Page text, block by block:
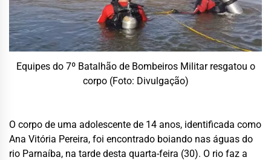
Equipes do 7º Batalhão de Bombeiros Militar resgatou o
corpo (Foto: Divulgação)
O corpo de uma adolescente de 14 anos, identificada como
Ana Vitória Pereira, foi encontrado boiando nas águas do
rio Parnaíba, na tarde desta quarta-feira (30). O rio faz a